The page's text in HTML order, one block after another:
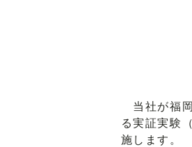
当社が福岡
る実証実験
施します。